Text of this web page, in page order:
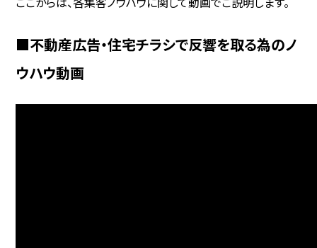
■不動産広告・住宅チラシで反響を取る為のノ
ウハウ動画